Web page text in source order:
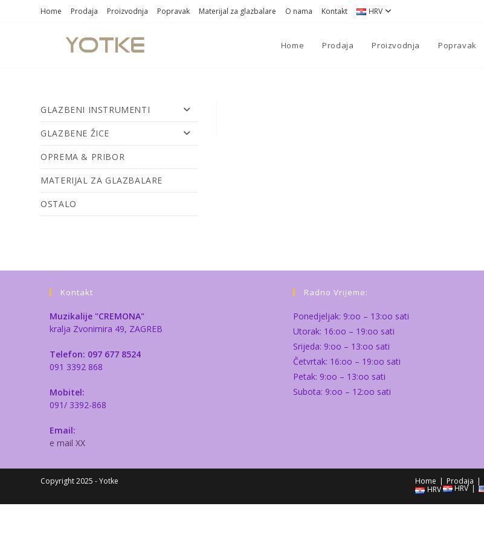
Home Prodaja Proizvodnja Popravak Materijal za glazbalare O nama Kontakt HRV
Home Prodaja Proizvodnja Popravak
GLAZBENI INSTRUMENTI
GLAZBENE ŽICE
OPREMA & PRIBOR
MATERIJAL ZA GLAZBALARE
OSTALO
Kontakt
Muzikalije "CREMONA"
kralja Zvonimira 49, ZAGREB
Telefon: 097 677 8524
091 3392 868
Mobitel:
091/ 3392-868
Email:
e mail XX
Radno Vrijeme:
Ponedjeljak: 9:oo – 13:oo sati
Utorak: 16:oo – 19:oo sati
Srijeda: 9:oo – 13:oo sati
Četvrtak: 16:oo – 19:oo sati
Petak: 9:oo – 13:oo sati
Subota: 9:oo – 12:oo sati
Home Prodaja
HRV
HRV
Copyright 2025 - Yotke